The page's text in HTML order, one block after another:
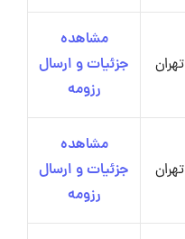
تهران
مشاهده
جزئیات و ارسال
رزومه
تهران
مشاهده
جزئیات و ارسال
رزومه